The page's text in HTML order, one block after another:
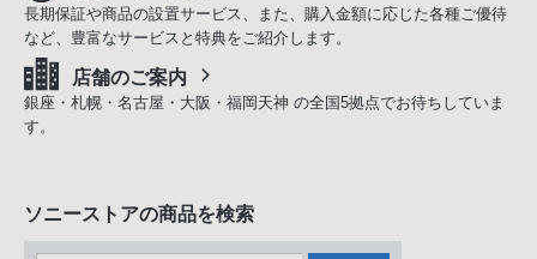
長期保証や商品の設置サービス、また、購入金額に応じた各種ご優待
など、豊富なサービスと特典をご紹介します。
店舗のご案内
銀座・札幌・名古屋・大阪・福岡天神 の全国5拠点でお待ちしていま
す。
ソニーストアの商品を検索